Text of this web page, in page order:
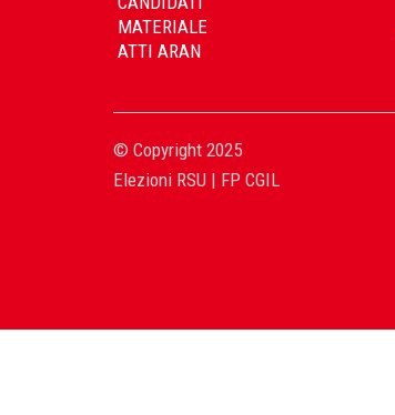
MATERIALE
ATTI ARAN
© Copyright 2025
Elezioni RSU | FP CGIL